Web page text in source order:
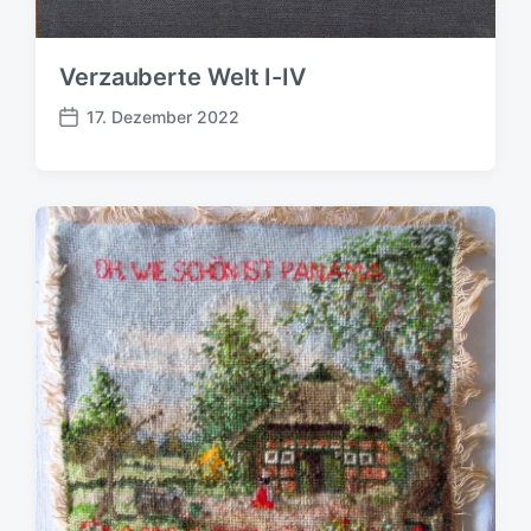
Verzauberte Welt I-IV
B
t
r
a
g
s
d
a
t
u
m
17. Dezember 2022